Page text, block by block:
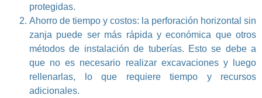
protegidas.
Ahorro de tiempo y costos: la perforación horizontal sin
zanja puede ser más rápida y económica que otros
métodos de instalación de tuberías. Esto se debe a
que no es necesario realizar excavaciones y luego
rellenarlas, lo que requiere tiempo y recursos
adicionales.